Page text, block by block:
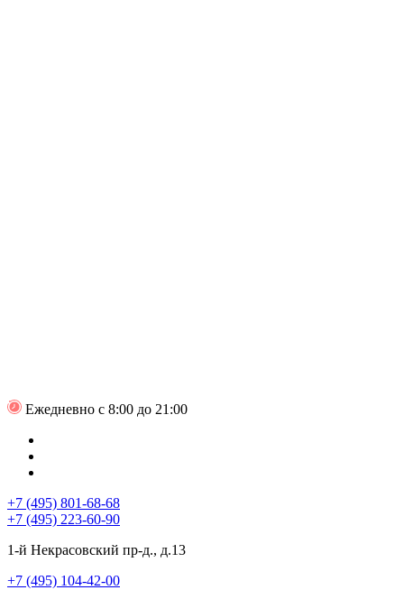
Ежедневно с 8:00 до 21:00
+7 (495) 801-68-68
+7 (495) 223-60-90
1-й Некрасовский пр-д., д.13
+7 (495) 104-42-00